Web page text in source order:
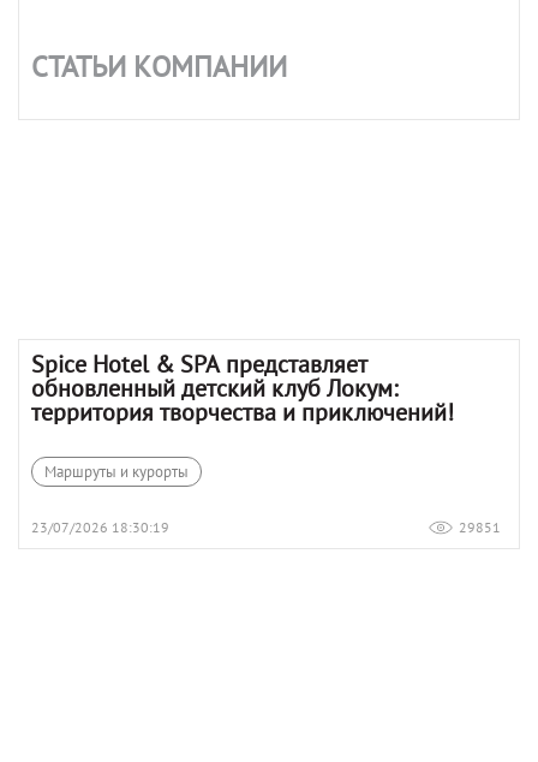
СТАТЬИ КОМПАНИИ
Spice Hotel & SPA представляет
обновленный детский клуб Локум:
территория творчества и приключений!
Маршруты и курорты
23/07/2026 18:30:19 29851